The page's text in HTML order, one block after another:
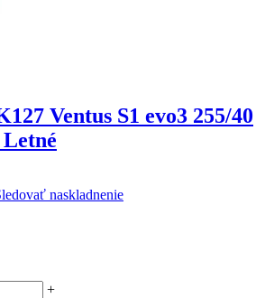
Ventus S1 evo3 255/40
Letné
naskladnenie
+